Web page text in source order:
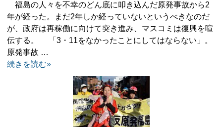
福島の人々を不幸のどん底に叩き込んだ原発事故から2
年が経った。まだ2年しか経っていないというべきなのだ
が、政府は再稼働に向けて突き進み、マスコミは復興を喧
伝する。 「3・11をなかったことにしてはならない」。
原発事故 …
続きを読む»